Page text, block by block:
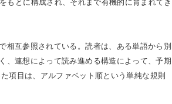
もとに構成され、それまで有機的に育まれてき
相互参照されている。読者は、ある単語から別
、連想によって読み進める構造によって、予期
項目は、アルファベット順という単純な規則